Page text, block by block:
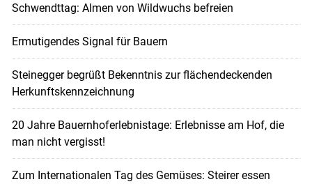
Schwendttag: Almen von Wildwuchs befreien
Ermutigendes Signal für Bauern
Steinegger begrüßt Bekenntnis zur flächendeckenden
Herkunftskennzeichnung
20 Jahre Bauernhoferlebnistage: Erlebnisse am Hof, die
man nicht vergisst!
Zum Internationalen Tag des Gemüses: Steirer essen